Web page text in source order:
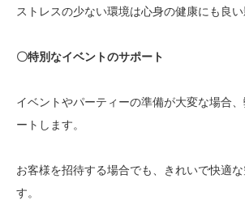
ストレスの少ない環境は心身の健康にも良い
〇特別なイベントのサポート
イベントやパーティーの準備が大変な場合
ートします。
お客様を招待する場合でも、きれいで快適
す。